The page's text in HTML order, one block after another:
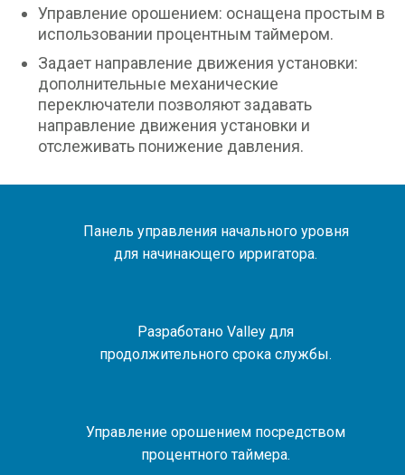
Управление орошением: оснащена простым в
использовании процентным таймером.
Задает направление движения установки:
дополнительные механические
переключатели позволяют задавать
направление движения установки и
отслеживать понижение давления.
Панель управления начального уровня
для начинающего ирригатора.
Разработано Valley для
продолжительного срока службы.
Управление орошением посредством
процентного таймера.